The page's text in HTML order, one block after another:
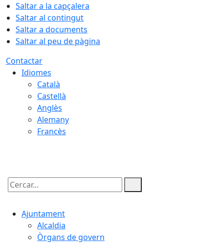
Saltar a la capçalera
Saltar al contingut
Saltar a documents
Saltar al peu de pàgina
Contactar
Idiomes
Català
Castellà
Anglès
Alemany
Francès
Cercar:
Ajuntament
Alcaldia
Òrgans de govern